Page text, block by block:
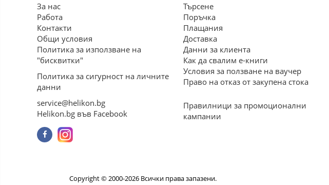
За нас
Работа
Контакти
Общи условия
Политика за използване на
"бисквитки"
Политика за сигурност на личните
данни
service@helikon.bg
Helikon.bg във Facebook
Търсене
Поръчка
Плащания
Доставка
Данни за клиента
Как да свалим е-книги
Условия за ползване на ваучер
Право на отказ от закупена стока
Правилници за промоционални
кампании
Copyright © 2000-2026 Всички права запазени.